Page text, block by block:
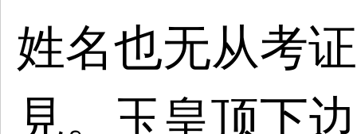
姓名也无从考
見。玉皇顶下